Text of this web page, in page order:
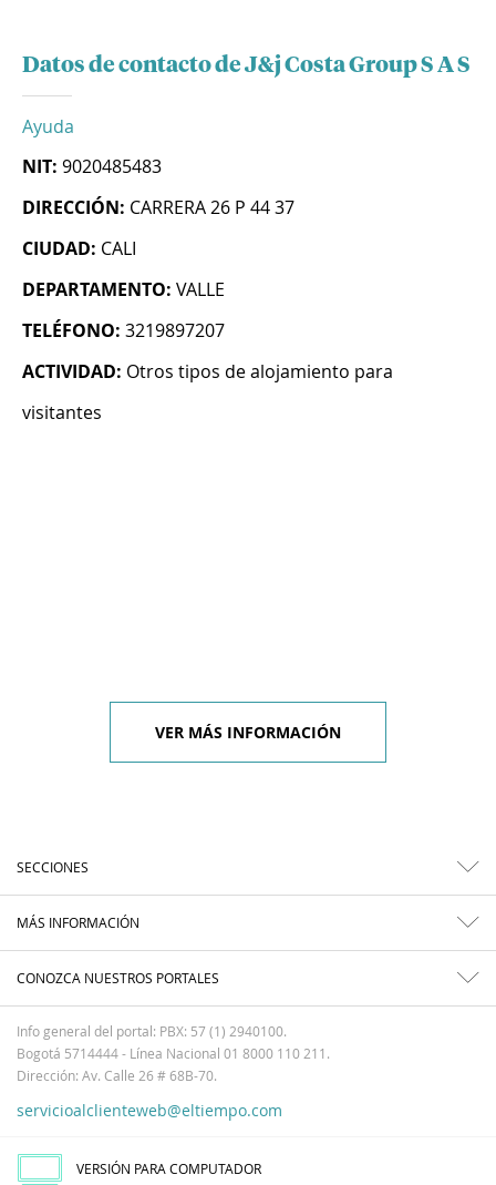
Datos de contacto de J&j Costa Group S A S
Ayuda
NIT: 9020485483
DIRECCIÓN: CARRERA 26 P 44 37
CIUDAD: CALI
DEPARTAMENTO: VALLE
TELÉFONO: 3219897207
ACTIVIDAD: Otros tipos de alojamiento para
visitantes
VER MÁS INFORMACIÓN
SECCIONES
MÁS INFORMACIÓN
CONOZCA NUESTROS PORTALES
Info general del portal: PBX: 57 (1) 2940100.
Bogotá 5714444 - Línea Nacional 01 8000 110 211.
Dirección: Av. Calle 26 # 68B-70.
servicioalclienteweb@eltiempo.com
VERSIÓN PARA COMPUTADOR